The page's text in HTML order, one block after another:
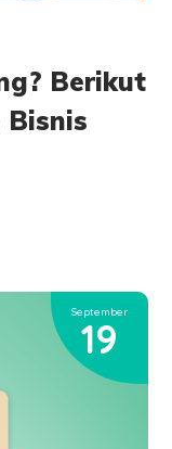
Berikut
Bisnis
September
19